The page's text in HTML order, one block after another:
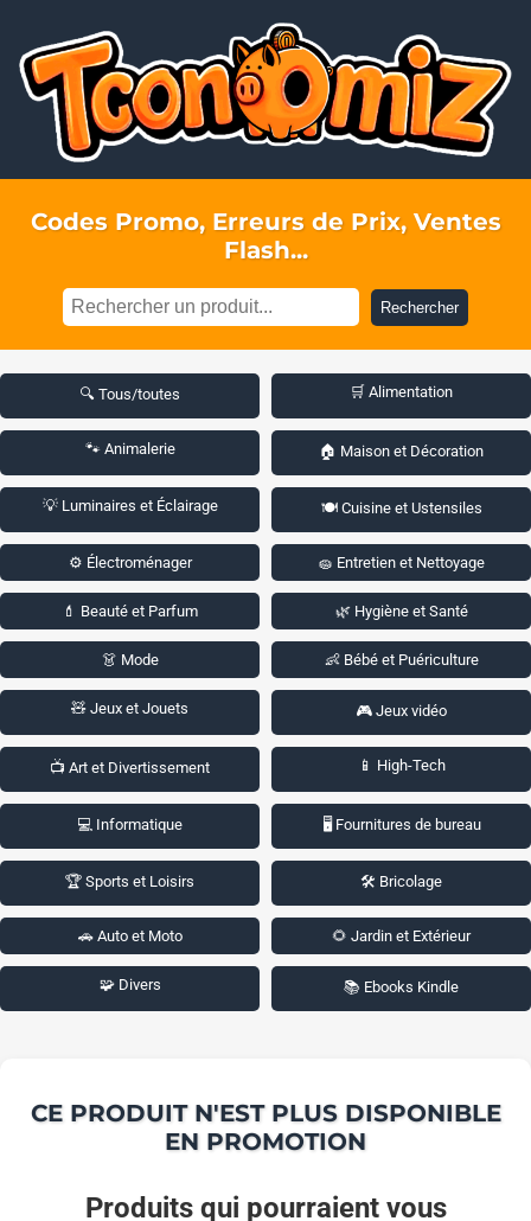
Codes Promo, Erreurs de Prix, Ventes
Flash...
Rechercher
🔍 Tous/toutes 🛒 Alimentation
🐾 Animalerie 🏠 Maison et Décoration
💡 Luminaires et Éclairage 🍽️ Cuisine et Ustensiles
⚙️ Électroménager 🧽 Entretien et Nettoyage
💄 Beauté et Parfum 🌿 Hygiène et Santé
👗 Mode 👶 Bébé et Puériculture
🧸 Jeux et Jouets 🎮 Jeux vidéo
📺 Art et Divertissement 📱 High-Tech
💻 Informatique 🖥️ Fournitures de bureau
🏆 Sports et Loisirs 🛠️ Bricolage
🚗 Auto et Moto 🌻 Jardin et Extérieur
🧩 Divers 📚 Ebooks Kindle
CE PRODUIT N'EST PLUS DISPONIBLE
EN PROMOTION
Produits qui pourraient vous